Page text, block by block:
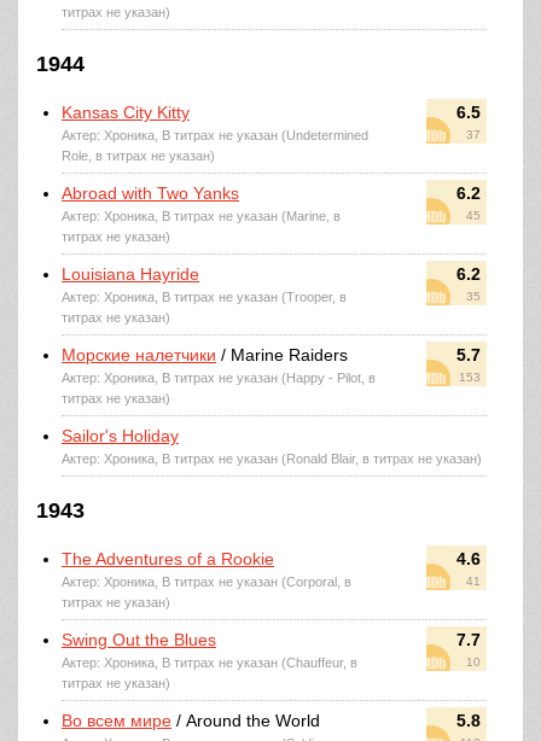
титрах не указан)
1944
6.5
37
Kansas City Kitty
Актер: Хроника, В титрах не указан (Undetermined
Role, в титрах не указан)
6.2
45
Abroad with Two Yanks
Актер: Хроника, В титрах не указан (Marine, в
титрах не указан)
6.2
35
Louisiana Hayride
Актер: Хроника, В титрах не указан (Trooper, в
титрах не указан)
5.7
153
Морские налетчики / Marine Raiders
Актер: Хроника, В титрах не указан (Happy - Pilot, в
титрах не указан)
Sailor's Holiday
Актер: Хроника, В титрах не указан (Ronald Blair, в титрах не указан)
1943
4.6
41
The Adventures of a Rookie
Актер: Хроника, В титрах не указан (Corporal, в
титрах не указан)
7.7
10
Swing Out the Blues
Актер: Хроника, В титрах не указан (Chauffeur, в
титрах не указан)
5.8
Во всем мире / Around the World